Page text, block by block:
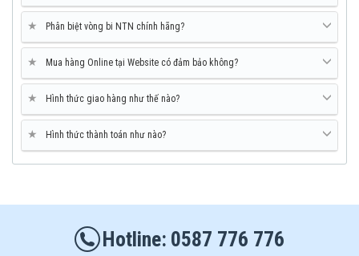
★ Phân biệt vòng bi NTN chính hãng?
★ Mua hàng Online tại Website có đảm bảo không?
★ Hình thức giao hàng như thế nào?
★ Hình thức thành toán như nào?
0587 776 776